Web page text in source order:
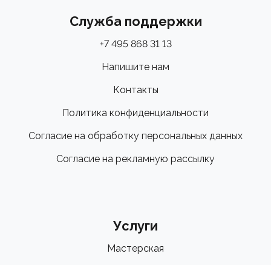
Служба поддержки
+7 495 868 31 13
Напишите нам
Контакты
Политика конфиденциальности
Согласие на обработку персональных данных
Согласие на рекламную рассылку
Услуги
Мастерская